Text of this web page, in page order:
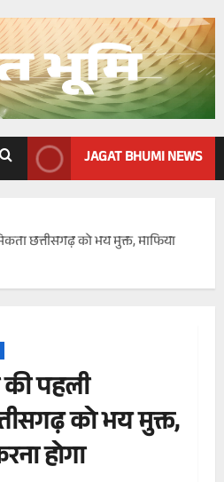
JAGAT BHUMI NEWS
छत्तीसगढ़ को भय मुक्त, माफिया
पहली
को भय मुक्त,
होगा